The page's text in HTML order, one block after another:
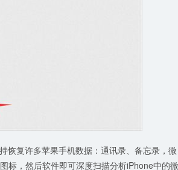
恢复许多苹果手机数据：通讯录、备忘录，微
标，然后软件即可深度扫描分析iPhone中的微